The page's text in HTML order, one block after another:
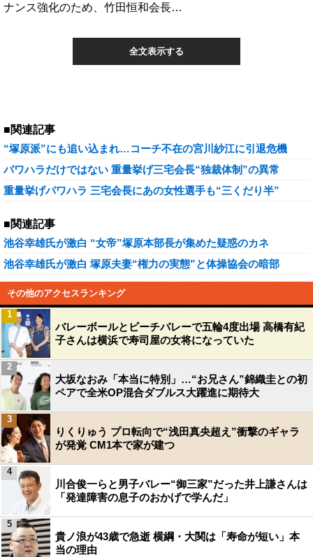
ナンス強化のため、竹田恒和会長…
全文表示する
■関連記事
“塚原派”にも追い込まれ…コーチ不在の宮川紗江に引退危機
パワハラだけではない 重量挙げ三宅会長“独裁体制”の異常
重量挙げパワハラ 三宅会長にあの女性選手も“三くだり半”
■関連記事
池谷幸雄氏が激白 “女帝”塚原本部長が集めた疑惑のカネ
池谷幸雄氏が激白 塚原夫妻“権力の実態”と体操協会の暗部
その他のアクセスランキング
バレーボールとビーチバレーで五輪4度出場 高橋有紀
子さんは横浜で寿司屋の女将になっていた
1
大坂なおみ「本当に特別」…“お兄さん”錦織圭との初
ペアで全米OP混合ダブルス大躍進に期待大
2
りくりゅう プロ転向で“浅田真央超え”衝撃のギャラ
が発覚 CM1本で家が建つ
3
川合俊一らと男子バレー“御三家”だった井上謙さんは
「発達障害の息子のおかげで学んだ」
4
貴ノ浪が43歳で急逝 横綱・大関は「寿命が短い」本
当の理由
5